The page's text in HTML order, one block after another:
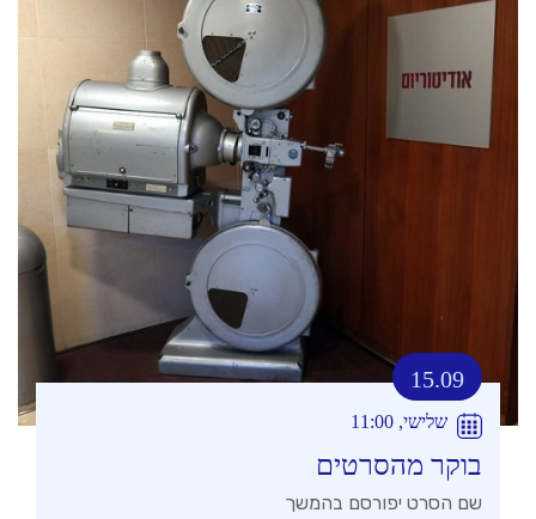
15.09
שלישי, 11:00
בוקר מהסרטים
שם הסרט יפורסם בהמשך